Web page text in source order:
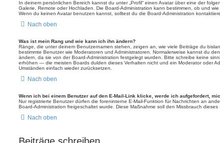
In deinem persönlichen Bereich kannst du unter „Profil“ einen Avatar über eine der
Galerie, Remote oder Hochladen. Die Board-Administration kann bestimmen, ob und
Wenn du keinen Avatar benutzen kannst, solltest du die Board-Administration
Nach oben
Was ist mein Rang und wie kann ich ihn ändern?
Ränge, die unter deinem Benutzernamen stehen, zeigen an, wie viele Beiträge du
bestimmte Benutzer wie Moderatoren und Administratoren. Normalerweise kannst du
ändern, da sie von der Board-Administration festgelegt wurden. Bitte schreibe keine
erhöhen — die meisten Boards dulden dieses Verhalten nicht und ein Moderator oder
Umständen einfach wieder zurücksetzen.
Nach oben
Wenn ich bei einem Benutzer auf den E-Mail-Link klicke, werde ich aufgefordert,
Nur registrierte Benutzer dürfen die foreninterne E-Mail-Funktion für Nachrichten an
Board-Administration freigeschaltet wurde. Diese Maßnahme soll den Missbrauch
Nach oben
Beiträge schreiben